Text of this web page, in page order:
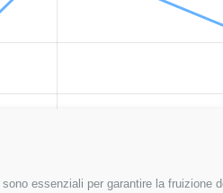
essenziali per garantire la fruizione